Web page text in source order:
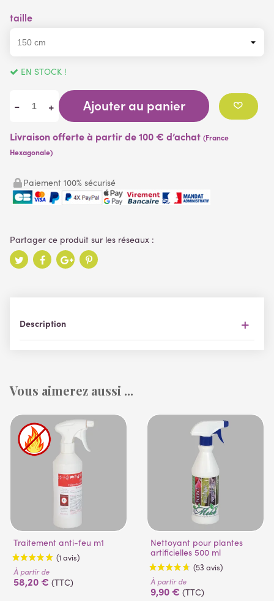
taille
EN STOCK !
- + Ajouter au panier
Livraison offerte à partir de 100 € d’achat (France
Hexagonale)
Paiement 100% sécurisé
Description
Vous aimerez aussi ...
Traitement anti-feu m1
À partir de
58,20 € (TTC)
Nettoyant pour plantes
artificielles 500 ml
À partir de
9,90 € (TTC)